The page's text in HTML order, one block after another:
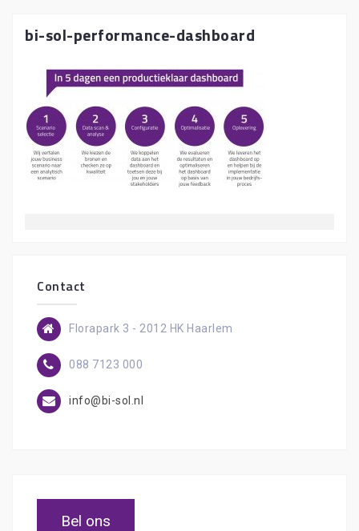
bi-sol-performance-dashboard
Contact
Florapark 3 - 2012 HK Haarlem
088 7123 000
info@bi-sol.nl
Bel ons